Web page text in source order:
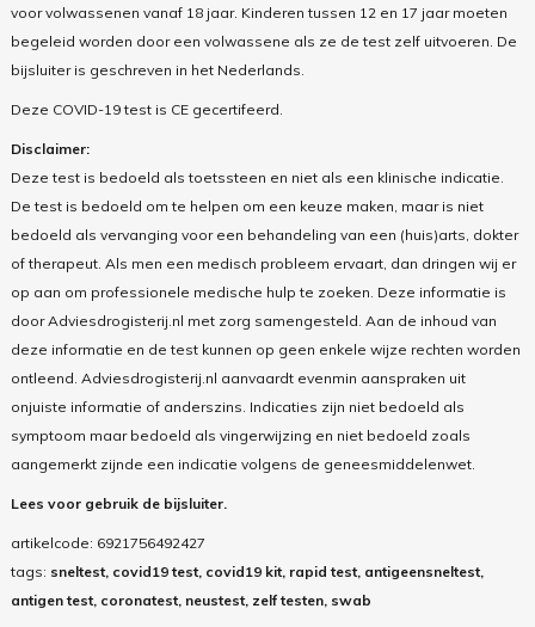
voor volwassenen vanaf 18 jaar. Kinderen tussen 12 en 17 jaar moeten
begeleid worden door een volwassene als ze de test zelf uitvoeren. De
bijsluiter is geschreven in het Nederlands.
Deze COVID-19 test is CE gecertifeerd.
Disclaimer:
Deze test is bedoeld als toetssteen en niet als een klinische indicatie.
De test is bedoeld om te helpen om een keuze maken, maar is niet
bedoeld als vervanging voor een behandeling van een (huis)arts, dokter
of therapeut. Als men een medisch probleem ervaart, dan dringen wij er
op aan om professionele medische hulp te zoeken. Deze informatie is
door Adviesdrogisterij.nl met zorg samengesteld. Aan de inhoud van
deze informatie en de test kunnen op geen enkele wijze rechten worden
ontleend. Adviesdrogisterij.nl aanvaardt evenmin aanspraken uit
onjuiste informatie of anderszins. Indicaties zijn niet bedoeld als
symptoom maar bedoeld als vingerwijzing en niet bedoeld zoals
aangemerkt zijnde een indicatie volgens de geneesmiddelenwet.
Lees voor gebruik de bijsluiter.
artikelcode: 6921756492427
tags: sneltest, covid19 test, covid19 kit, rapid test, antigeensneltest,
antigen test, coronatest, neustest, zelf testen, swab